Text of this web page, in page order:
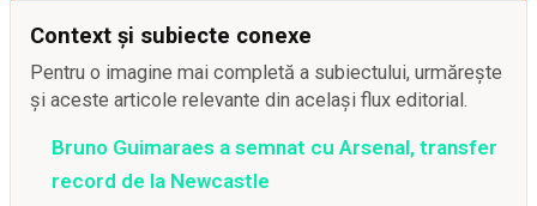
Context și subiecte conexe
Pentru o imagine mai completă a subiectului, urmărește
și aceste articole relevante din același flux editorial.
Bruno Guimaraes a semnat cu Arsenal, transfer
record de la Newcastle